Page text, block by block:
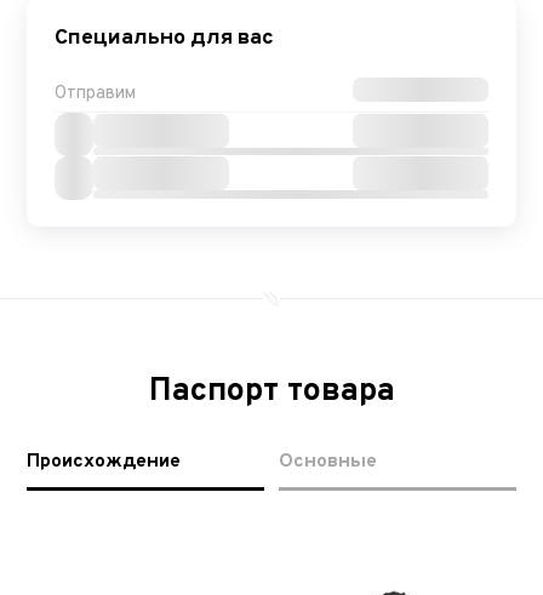
Специально для вас
Отправим
Паспорт товара
Происхождение Основные